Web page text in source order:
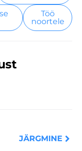
Töö
noortele
JÄRGMINE